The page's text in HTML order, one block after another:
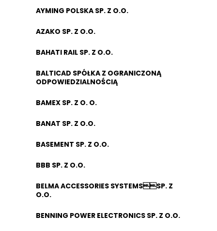
AYMING POLSKA SP. Z O.O.
AZAKO SP. Z O.O.
BAHATI RAIL SP. Z O.O.
BALTICAD SPÓŁKA Z OGRANICZONĄ
ODPOWIEDZIALNOŚCIĄ
BAMEX SP. Z O. O.
BANAT SP. Z O.O.
BASEMENT SP. Z O.O.
BBB SP. Z O.O.
BELMA ACCESSORIES SYSTEMSSP. Z
O.O.
BENNING POWER ELECTRONICS SP. Z O.O.